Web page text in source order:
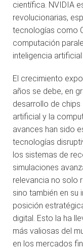
científica. NVIDIA
revolucionarias,
tecnologías como
computación
inteligencia
El crecimiento
años se debe, en
desarrollo de
artificial y la
avances han sido
tecnologías
los sistemas de
simulaciones
relevancia no solo
sino también en su
posición
digital. Esto la ha
más valiosas del
en los mercados